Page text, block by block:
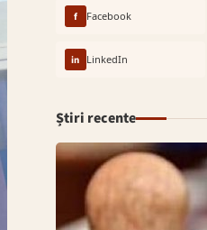
f Facebook
in LinkedIn
Știri recente